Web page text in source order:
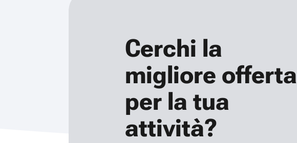
Cerchi la
migliore offerta
per la tua
attività?